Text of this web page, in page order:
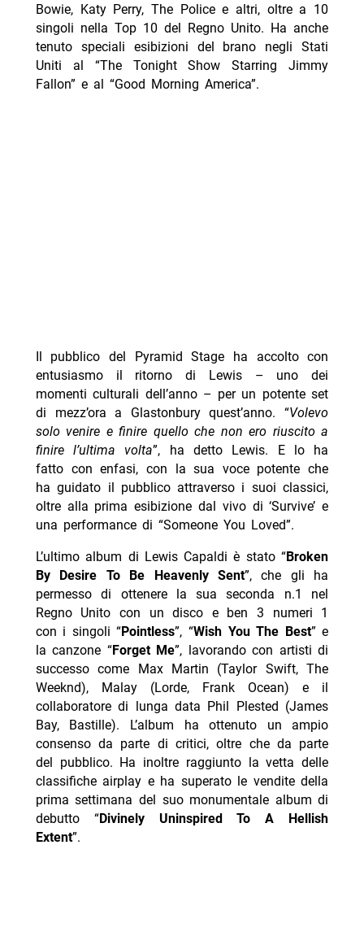
Bowie, Katy Perry, The Police e altri, oltre a 10
singoli nella Top 10 del Regno Unito. Ha anche
tenuto speciali esibizioni del brano negli Stati
Uniti al “The Tonight Show Starring Jimmy
Fallon” e al “Good Morning America”.
Il pubblico del Pyramid Stage ha accolto con
entusiasmo il ritorno di Lewis – uno dei
momenti culturali dell’anno – per un potente set
di mezz’ora a Glastonbury quest’anno.
“Volevo
solo venire e finire quello che non ero riuscito a
finire l’ultima volta”, ha detto Lewis. E lo ha
fatto con enfasi, con la sua voce potente che
ha guidato il pubblico attraverso i suoi classici,
oltre alla prima esibizione dal vivo di ‘Survive’ e
una performance di “Someone You Loved”.
L’ultimo album di Lewis Capaldi è stato “Broken
By Desire To Be Heavenly Sent”, che gli ha
permesso di ottenere la sua seconda n.1 nel
Regno Unito con un disco e ben 3 numeri 1
con i singoli “Pointless”, “Wish You The Best” e
la canzone “Forget Me”, lavorando con artisti di
successo come Max Martin (Taylor Swift, The
Weeknd), Malay (Lorde, Frank Ocean) e il
collaboratore di lunga data Phil Plested (James
Bay, Bastille). L’album ha ottenuto un ampio
consenso da parte di critici, oltre che da parte
del pubblico. Ha inoltre raggiunto la vetta delle
classifiche airplay e ha superato le vendite della
prima settimana del suo monumentale album di
debutto “Divinely Uninspired To A Hellish
Extent”.